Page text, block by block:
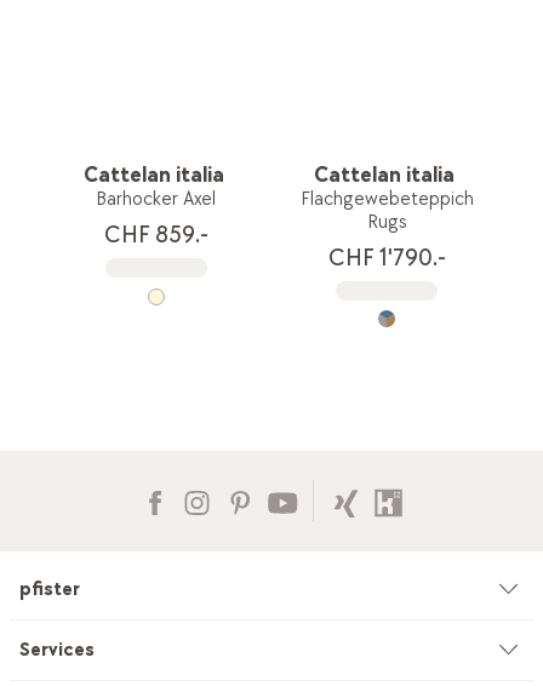
Cattelan italia
Barhocker Axel
CHF 859.-
Cattelan italia
Flachgewebeteppich
Rugs
CHF 1'790.-
pfister
Unternehmen
Services